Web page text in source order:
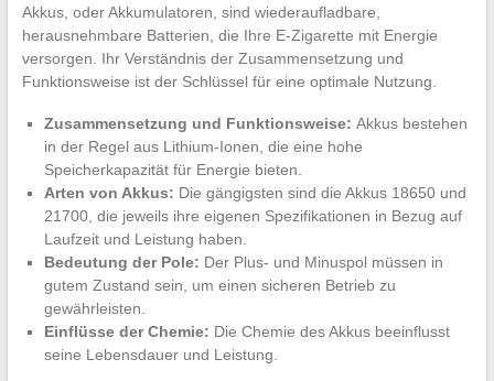
Akkus, oder Akkumulatoren, sind wiederaufladbare,
herausnehmbare Batterien, die Ihre E-Zigarette mit Energie
versorgen. Ihr Verständnis der Zusammensetzung und
Funktionsweise ist der Schlüssel für eine optimale Nutzung.
Zusammensetzung und Funktionsweise: Akkus bestehen
in der Regel aus Lithium-Ionen, die eine hohe
Speicherkapazität für Energie bieten.
Arten von Akkus: Die gängigsten sind die Akkus 18650 und
21700, die jeweils ihre eigenen Spezifikationen in Bezug auf
Laufzeit und Leistung haben.
Bedeutung der Pole: Der Plus- und Minuspol müssen in
gutem Zustand sein, um einen sicheren Betrieb zu
gewährleisten.
Einflüsse der Chemie: Die Chemie des Akkus beeinflusst
seine Lebensdauer und Leistung.